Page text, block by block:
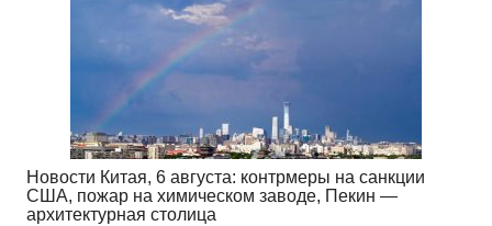
Новости Китая, 6 августа: контрмеры на санкции
США, пожар на химическом заводе, Пекин —
архитектурная столица